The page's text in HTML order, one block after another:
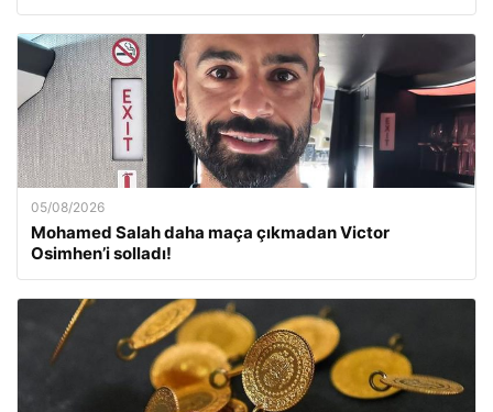
05/08/2026
Mohamed Salah daha maça çıkmadan Victor
Osimhen’i solladı!